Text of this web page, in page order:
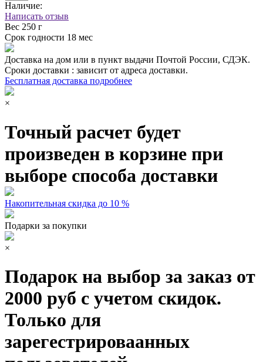
Наличие:
Написать отзыв
Вес 250 г
Срок годности 18 мес
Доставка на дом или в пункт выдачи Почтой России, СДЭК.
Сроки доставки : зависит от адреса доставки.
Бесплатная доставка подробнее
×
Точный расчет будет
произведен в корзине при
выборе способа доставки
Накопительная скидка до 10 %
Подарки за покупки
×
Подарок на выбор за заказ от
2000 руб с учетом скидок.
Только для
зарегестрироваанных